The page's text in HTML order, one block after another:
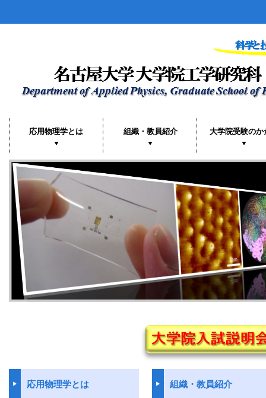
応用物理学とは 組織・教員紹介 大学院受験のか
応用物理学とは 組織・教員紹介